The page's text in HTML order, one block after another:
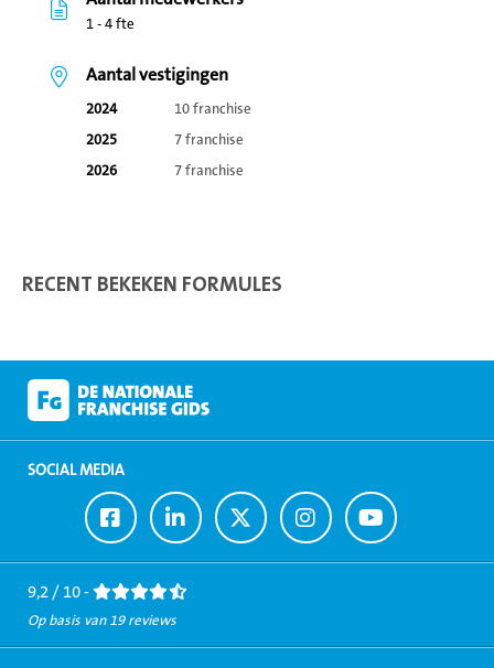
1 - 4 fte
Aantal vestigingen
2024
10 franchise
2025
7 franchise
2026
7 franchise
RECENT BEKEKEN FORMULES
SOCIAL MEDIA
Ga
naar
Facebook
Ga
naar
LinkedIn
Ga
naar
Twitter
Ga
naar
Instagram
Ga
naar
Youtube
9,2 / 10 -
Op basis van 19 reviews